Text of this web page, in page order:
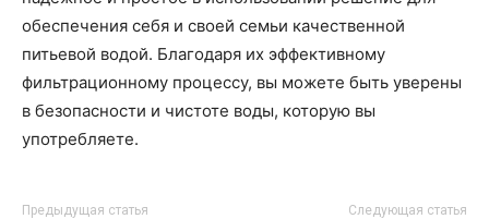
обеспечения себя и своей семьи качественной
питьевой водой. Благодаря их эффективному
фильтрационному процессу, вы можете быть уверены
в безопасности и чистоте воды, которую вы
употребляете.
Предыдущая статья Следующая статья